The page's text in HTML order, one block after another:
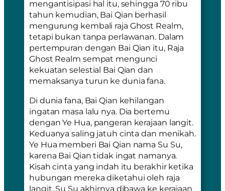
mengantisipasi hal itu, sehingga 70 ribu
tahun kemudian, Bai Qian berhasil
mengurung kembali raja Ghost Realm,
tetapi bukan tanpa perlawanan. Dalam
pertempuran dengan Bai Qian itu, Raja
Ghost Realm sempat mengunci
kekuatan selestial Bai Qian dan
memaksanya turun ke dunia fana.
Di dunia fana, Bai Qian kehilangan
ingatan masa lalu nya. Dia bertemu
dengan Ye Hua, pangeran kerajaan langit.
Keduanya saling jatuh cinta dan menikah.
Ye Hua memberi Bai Qian nama Su Su,
karena Bai Qian tidak ingat namanya.
Kisah cinta yang indah itu berakhir ketika
hubungan mereka diketahui oleh raja
langit. Su Su akhirnya dibawa ke kerajaan